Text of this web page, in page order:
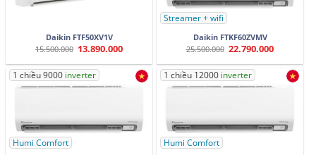
Daikin FTF50XV1V
15.500.000 Giá
gốc
là:
15.500.000.
13.890.000
tại
13.890.000.
Streamer + wifi
Daikin FTKF60ZVMV
25.500.000 Giá
gốc
là:
25.500.000.
22.790.000
tại
22.790.000.
1 chiều 9000 inverter
Humi Comfort
1 chiều 12000 inverter
Humi Comfort